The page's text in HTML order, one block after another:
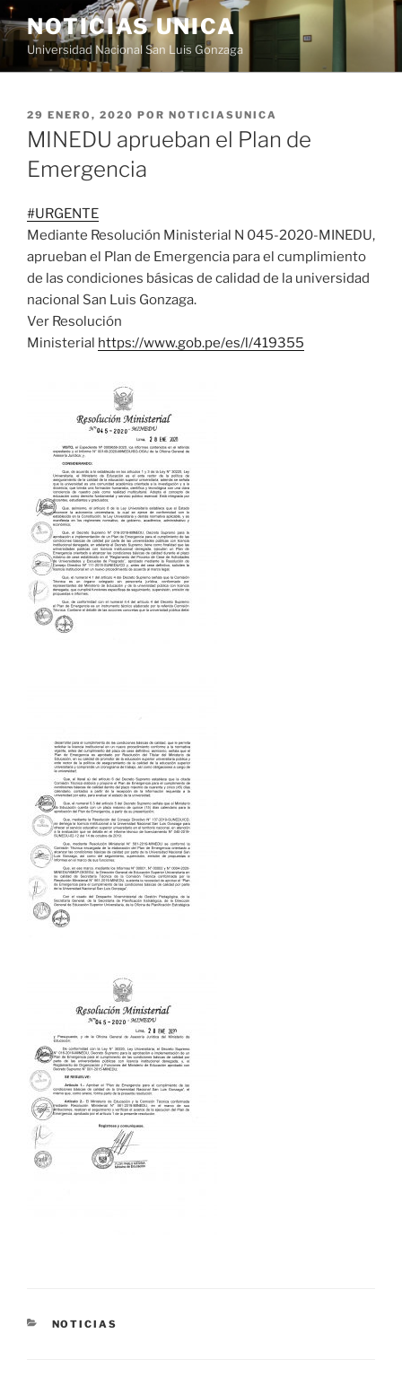
Saltar
al
contenido
NOTICIAS UNICA
Universidad Nacional San Luis Gonzaga
PUBLICADO
EL
29 ENERO, 2020 POR NOTICIASUNICA
MINEDU aprueban el Plan de
Emergencia
#URGENTE
Mediante Resolución Ministerial N 045-2020-MINEDU,
aprueban el Plan de Emergencia para el cumplimiento
de las condiciones básicas de calidad de la universidad
nacional San Luis Gonzaga.
Ver Resolución
Ministerial https://www.gob.pe/es/l/419355
CATEGORÍAS
NOTICIAS